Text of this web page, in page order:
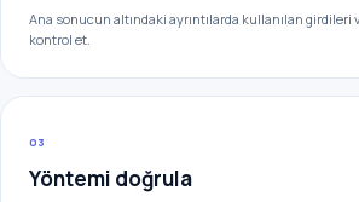
Ana sonucun altındaki ayrıntılarda kullanılan girdileri
kontrol et.
03
Yöntemi doğrula